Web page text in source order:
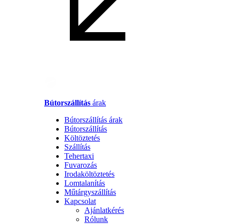
Bútorszállítás árak
Bútorszállítás árak
Bútorszállítás
Költöztetés
Szállítás
Tehertaxi
Fuvarozás
Irodaköltöztetés
Lomtalanítás
Műtárgyszállítás
Kapcsolat
Ajánlatkérés
Rólunk